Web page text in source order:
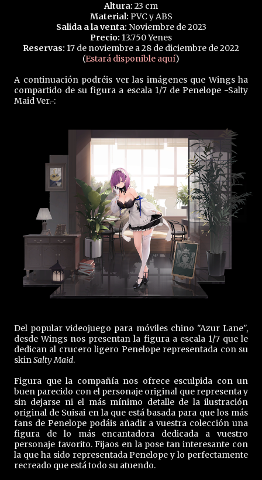
Altura: 23 cm
Material: PVC y ABS
Salida a la venta: Noviembre de 2023
Precio: 13.750 Yenes
Reservas: 17 de noviembre a 28 de diciembre de 2022
(Estará disponible aquí)
A continuación podréis ver las imágenes que Wings ha
compartido de su figura a escala 1/7 de Penelope -Salty
Maid Ver.-:
Del popular videojuego para móviles chino "Azur Lane",
desde Wings nos presentan la figura a escala 1/7 que le
dedican al crucero ligero Penelope representada con su
skinSalty Maid.
Figura que la compañía nos ofrece esculpida con un
buen parecido con el personaje original que representa y
sin dejarse ni el más mínimo detalle de la ilustración
original de Suisai en la que está basada para que los más
fans de Penelope podáis añadir a vuestra colección una
figura de lo más encantadora dedicada a vuestro
personaje favorito. Fijaos en la pose tan interesante con
la que ha sido representada Penelope y lo perfectamente
recreado que está todo su atuendo.